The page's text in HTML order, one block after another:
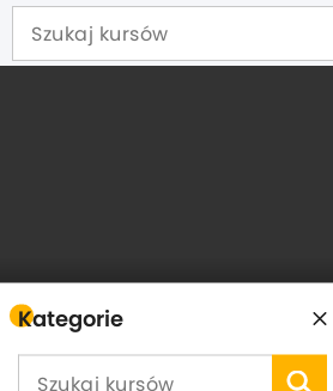
Kategorie